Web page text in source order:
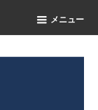
メニュー